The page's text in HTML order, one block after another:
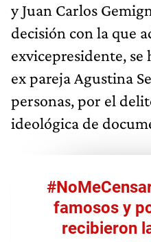
y Juan Carlos
decisión con la que
exvicepresidente, se
ex pareja Agustina
personas, por el
ideológica de
famosos y
recibieron